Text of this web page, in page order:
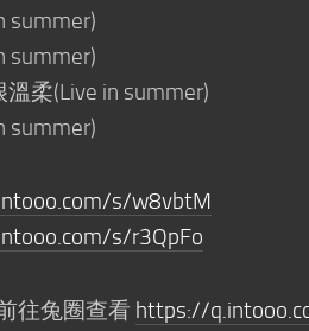
summer)
summer)
柔(Live in summer)
summer)
s/w8vbtM
s/r3QpFo
往兔圈查看 https://